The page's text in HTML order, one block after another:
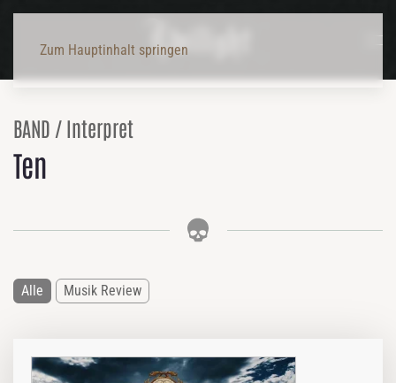
Zum Hauptinhalt springen
BAND / Interpret
Ten
Alle Musik Review